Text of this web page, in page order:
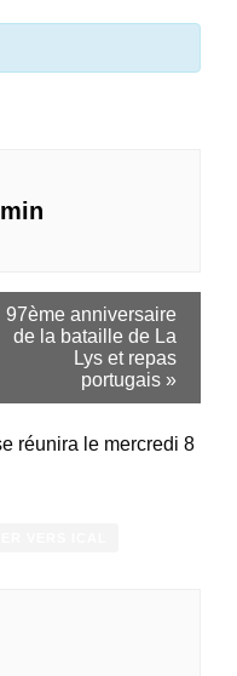
97ème anniversaire
de la bataille de La
Lys et repas
portugais »
réunira le mercredi 8